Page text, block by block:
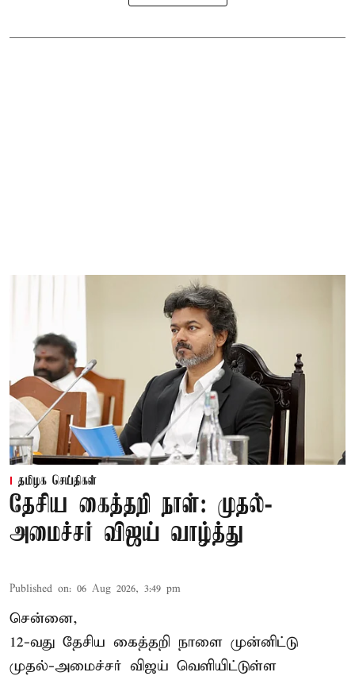
தமிழக செய்திகள்
தேசிய கைத்தறி நாள்: முதல்-
அமைச்சர் விஜய் வாழ்த்து
Published on: 06 Aug 2026, 3:49 pm
சென்னை,
12-வது தேசிய கைத்தறி நாளை முன்னிட்டு
முதல்-அமைச்சர் விஜய் வெளியிட்டுள்ள